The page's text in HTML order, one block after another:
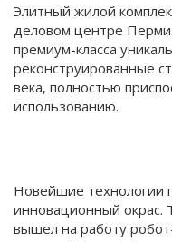
Элитный жилой
деловом центре
премиум-класса
реконструированные
века, полностью
использованию.
Новейшие технологии
инновационный окрас.
вышел на работу